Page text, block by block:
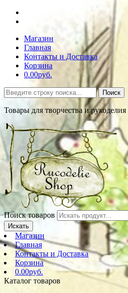
Магазин
Главная
Контакты и Доставка
Корзина
0.00руб.
Поиск
Товары для творчества и рукоделия
Поиск товаров
Искать
Магазин
Главная
Контакты и Доставка
Корзина
0.00руб.
Каталог товаров